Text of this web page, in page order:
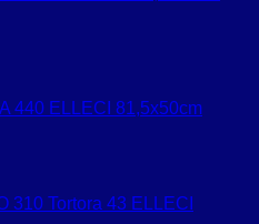
440 ELLECI 81,5x50cm